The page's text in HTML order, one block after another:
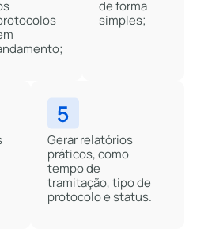
de forma
simples;
Gerar relatórios
práticos, como
tempo de
tramitação, tipo de
protocolo e status.